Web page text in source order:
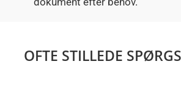
OFTE STILLEDE